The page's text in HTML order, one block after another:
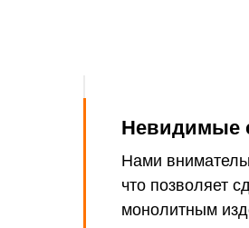
Невидимые
Нами
что позволяет
монолитным